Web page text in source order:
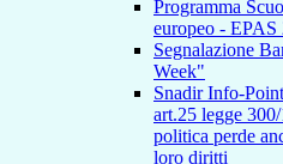
Programma
europeo - EPAS
Segnalazione
Week"
Snadir Info-
art.25 legge
politica perde
loro diritti